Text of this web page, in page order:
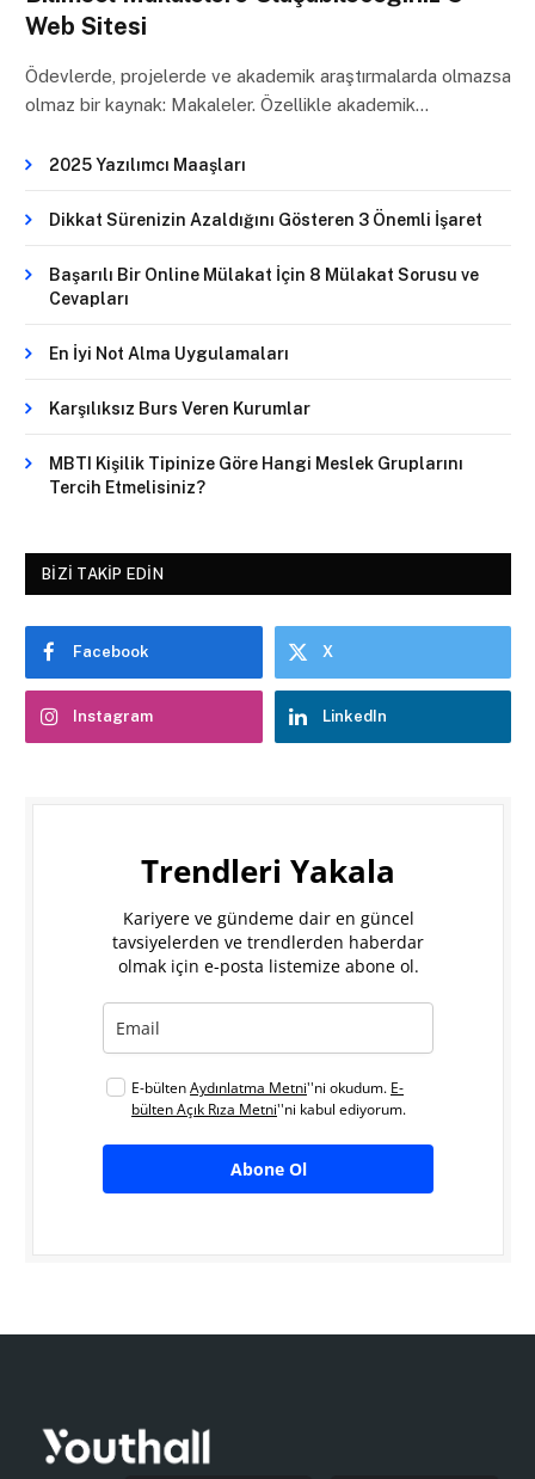
Web Sitesi
Ödevlerde, projelerde ve akademik araştırmalarda olmazsa
olmaz bir kaynak: Makaleler. Özellikle akademik…
2025 Yazılımcı Maaşları
Dikkat Sürenizin Azaldığını Gösteren 3 Önemli İşaret
Başarılı Bir Online Mülakat İçin 8 Mülakat Sorusu ve
Cevapları
En İyi Not Alma Uygulamaları
Karşılıksız Burs Veren Kurumlar
MBTI Kişilik Tipinize Göre Hangi Meslek Gruplarını
Tercih Etmelisiniz?
BIZI TAKIP EDIN
Facebook X
Instagram LinkedIn
Trendleri Yakala
Kariyere ve gündeme dair en güncel
tavsiyelerden ve trendlerden haberdar
olmak için e-posta listemize abone ol.
E-bültenAydınlatma Metni''ni okudum. E-
bülten Açık Rıza Metni''ni kabul ediyorum.
Abone Ol